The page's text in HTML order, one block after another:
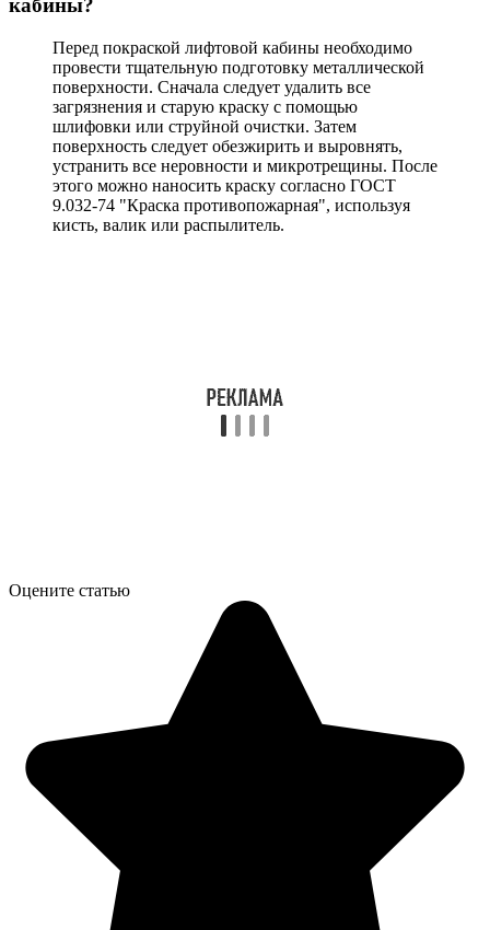
кабины?
Перед покраской лифтовой кабины необходимо
провести тщательную подготовку металлической
поверхности. Сначала следует удалить все
загрязнения и старую краску с помощью
шлифовки или струйной очистки. Затем
поверхность следует обезжирить и выровнять,
устранить все неровности и микротрещины. После
этого можно наносить краску согласно ГОСТ
9.032-74 "Краска противопожарная", используя
кисть, валик или распылитель.
Оцените статью